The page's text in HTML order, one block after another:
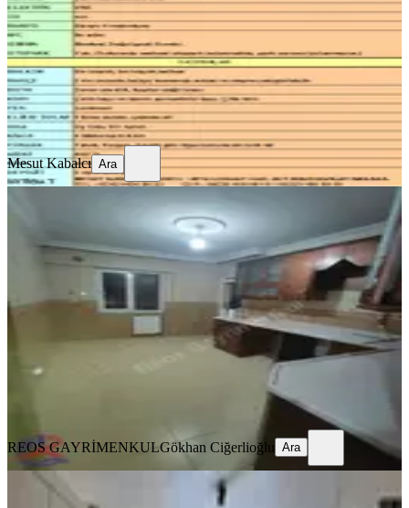
3+1·140 m²·Bodrum Kat·03.08.2026
20.000 ₺
Mesut Kabalcı
Ara
Mesut Kabalcı Ara
Reos Gayrimenkul'den Kiralık 4+1
Daire
Onikişubat, Şehit Abdullah Çavuş Mahallesi
4+1
240 m²·4. Kat·01.08.2026
23.000 ₺
Gökhan Ciğerlioğlu
REOS GAYRİMENKULGökhan Ciğerlioğlu Ara
MANZARALI
Bornova Konutları-full-lüks Eşyalı-